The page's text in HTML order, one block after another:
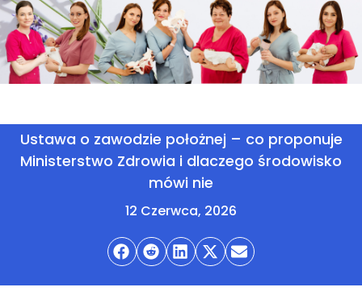
Ustawa o zawodzie położnej – co proponuje
Ministerstwo Zdrowia i dlaczego środowisko
mówi nie
12 Czerwca, 2026